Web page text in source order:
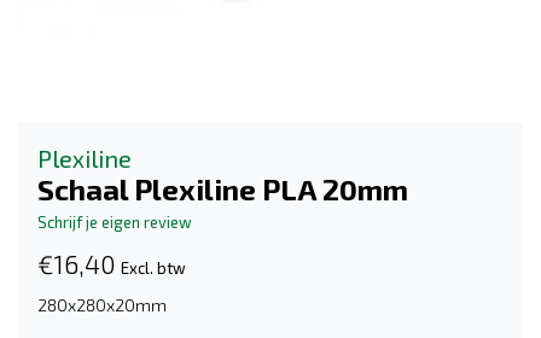
Plexiline
Schaal Plexiline PLA 20mm
Schrijf je eigen review
€16,40 Excl. btw
280x280x20mm